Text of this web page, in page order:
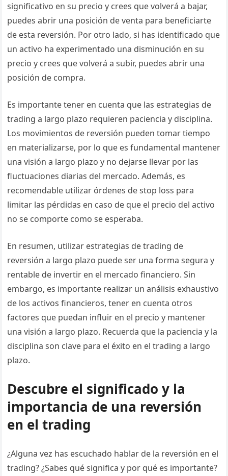
significativo en su precio y crees que volverá a bajar,
puedes abrir una posición de venta para beneficiarte
de esta reversión. Por otro lado, si has identificado que
un activo ha experimentado una disminución en su
precio y crees que volverá a subir, puedes abrir una
posición de compra.
Es importante tener en cuenta que las estrategias de
trading a largo plazo requieren paciencia y disciplina.
Los movimientos de reversión pueden tomar tiempo
en materializarse, por lo que es fundamental mantener
una visión a largo plazo y no dejarse llevar por las
fluctuaciones diarias del mercado. Además, es
recomendable utilizar órdenes de stop loss para
limitar las pérdidas en caso de que el precio del activo
no se comporte como se esperaba.
En resumen, utilizar estrategias de trading de
reversión a largo plazo puede ser una forma segura y
rentable de invertir en el mercado financiero. Sin
embargo, es importante realizar un análisis exhaustivo
de los activos financieros, tener en cuenta otros
factores que puedan influir en el precio y mantener
una visión a largo plazo. Recuerda que la paciencia y la
disciplina son clave para el éxito en el trading a largo
plazo.
Descubre el significado y la
importancia de una reversión
en el trading
¿Alguna vez has escuchado hablar de la reversión en el
trading? ¿Sabes qué significa y por qué es importante?